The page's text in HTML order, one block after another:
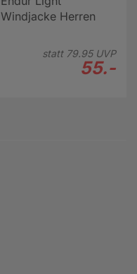
Windjacke Herren
statt 79.95UVP
55.-